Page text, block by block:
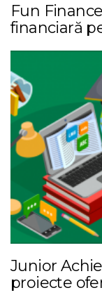
Fun
financiară
Junior
proiecte